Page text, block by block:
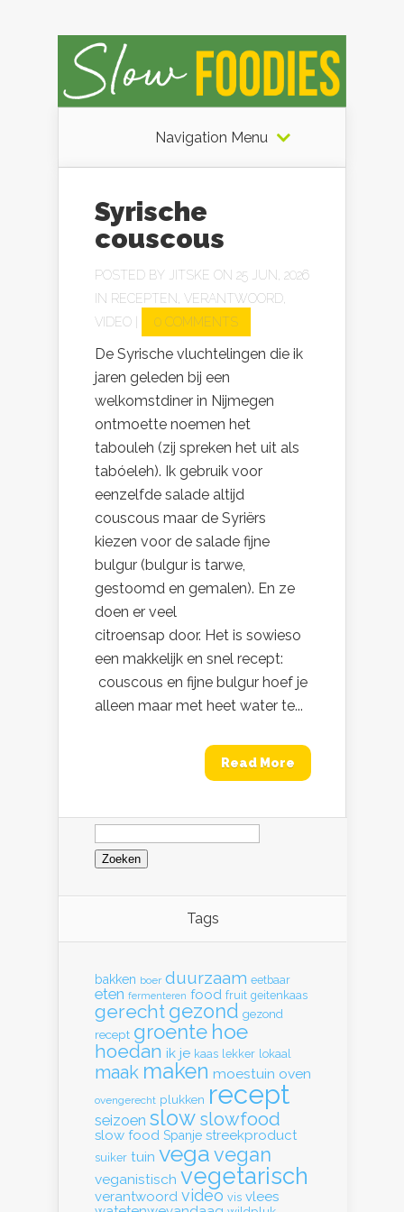
Navigation Menu
Syrische
couscous
POSTED BY JITSKE ON 25 JUN, 2026
IN RECEPTEN, VERANTWOORD,
VIDEO
0 COMMENTS
De Syrische vluchtelingen die ik
jaren geleden bij een
welkomstdiner in Nijmegen
ontmoette noemen het
tabouleh (zij spreken het uit als
tabóeleh). Ik gebruik voor
eenzelfde salade altijd
couscous maar de Syriërs
kiezen voor de salade fijne
bulgur (bulgur is tarwe,
gestoomd en gemalen). En ze
doen er veel
citroensap door. Het is sowieso
een makkelijk en snel recept:
couscous en fijne bulgur hoef je
alleen maar met heet water te...
Read More
Zoeken
naar:
Tags
bakken boer duurzaam eetbaar
eten fermenteren food fruit geitenkaas
gerecht gezond gezond
recept groente hoe
hoedan ik je kaas lekker lokaal
maak maken moestuin oven
ovengerecht plukken recept
seizoen slow slowfood
slow food Spanje streekproduct
suiker tuin vega vegan
veganistisch vegetarisch
verantwoord video vis vlees